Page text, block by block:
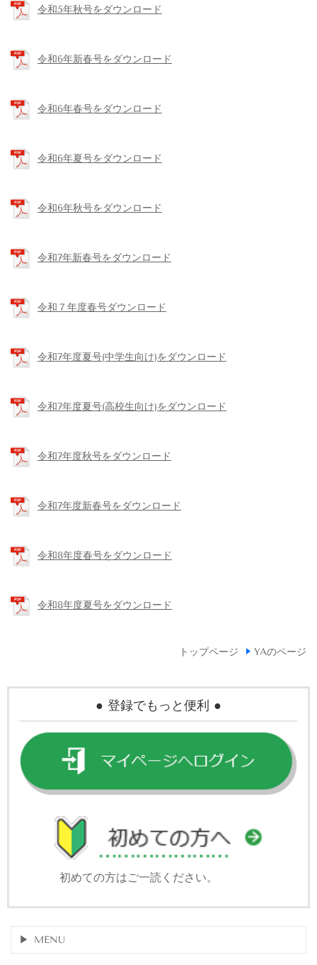
令和5年秋号をダウンロード
令和6年新春号をダウンロード
令和6年春号をダウンロード
令和6年夏号をダウンロード
令和6年秋号をダウンロード
令和7年新春号をダウンロード
令和７年度春号ダウンロード
令和7年度夏号(中学生向け)をダウンロード
令和7年度夏号(高校生向け)をダウンロード
令和7年度秋号をダウンロード
令和7年度新春号をダウンロード
令和8年度春号をダウンロード
令和8年度夏号をダウンロード
トップページ YAのページ
● 登録でもっと便利 ●
初めての方はご一読ください。
MENU